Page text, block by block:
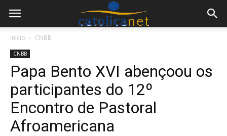
Início CNBB
CNBB
Papa Bento XVI abençoou os
participantes do 12º
Encontro de Pastoral
Afroamericana